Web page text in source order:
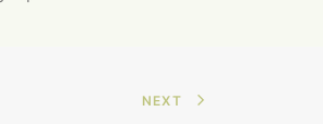
NEXT